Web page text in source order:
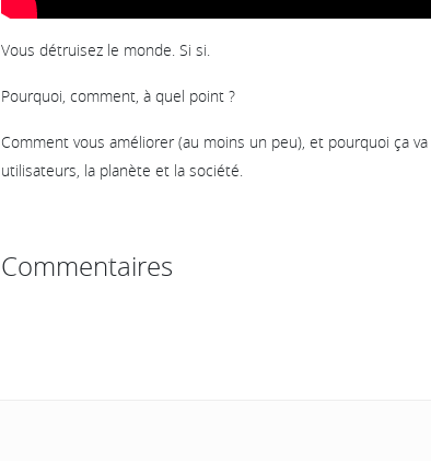
Vous détruisez le monde. Si si.
Pourquoi, comment, à quel point ?
Comment vous améliorer (au moins un peu), et pourquoi ça
utilisateurs, la planète et la société.
Commentaires